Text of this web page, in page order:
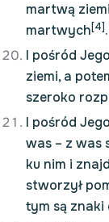
martwą
martwych[4].
I pośród
ziemi, a
szeroko
I pośród
was – z was
ku nim i
stworzył
tym są znaki